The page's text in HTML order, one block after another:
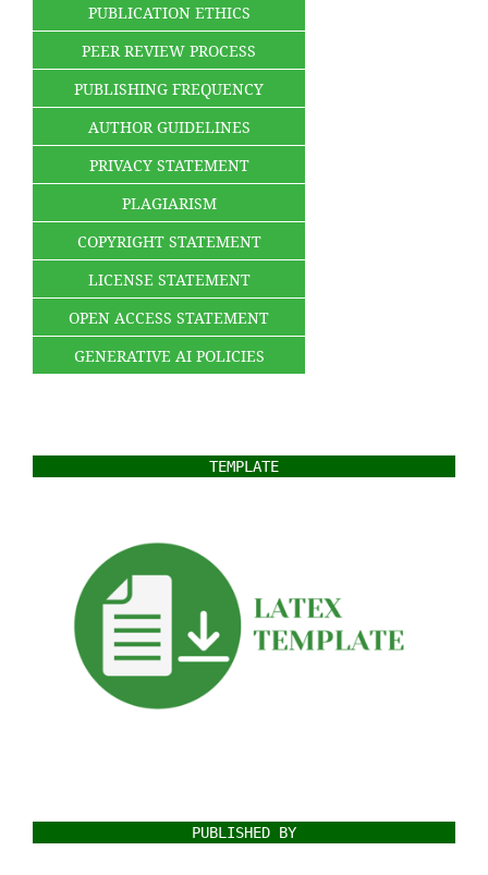
PUBLICATION ETHICS
PEER REVIEW PROCESS
PUBLISHING FREQUENCY
AUTHOR GUIDELINES
PRIVACY STATEMENT
PLAGIARISM
COPYRIGHT STATEMENT
LICENSE STATEMENT
OPEN ACCESS STATEMENT
GENERATIVE AI POLICIES
TEMPLATE
PUBLISHED BY